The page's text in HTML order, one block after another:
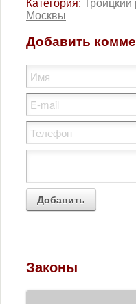
Пресненский районный суд
Симоновский районный суд
Солнцевский районный суд
Таганский районный суд
Тверской районный суд
Троицкий районный суд
Хамовнический районный
Хорошевский районный суд
Щербинский районный суд
Категория: Троицкий
Москвы
Добавить
Законы